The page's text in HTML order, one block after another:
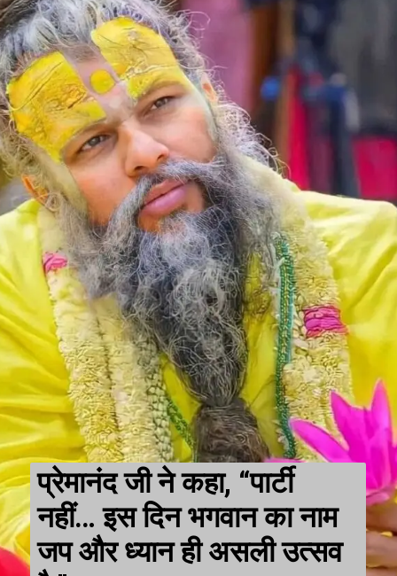
प्रेमानंद जी ने कहा, “पार्टी
नहीं… इस दिन भगवान का नाम
जप और ध्यान ही असली उत्सव